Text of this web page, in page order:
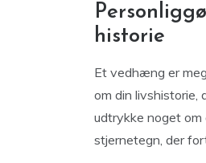
historie
Et vedhæng er
om din
udtrykke noget om
stjernetegn, der